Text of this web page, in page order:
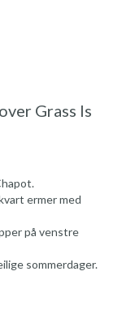
Grass Is
ermer med
på venstre
sommerdager.